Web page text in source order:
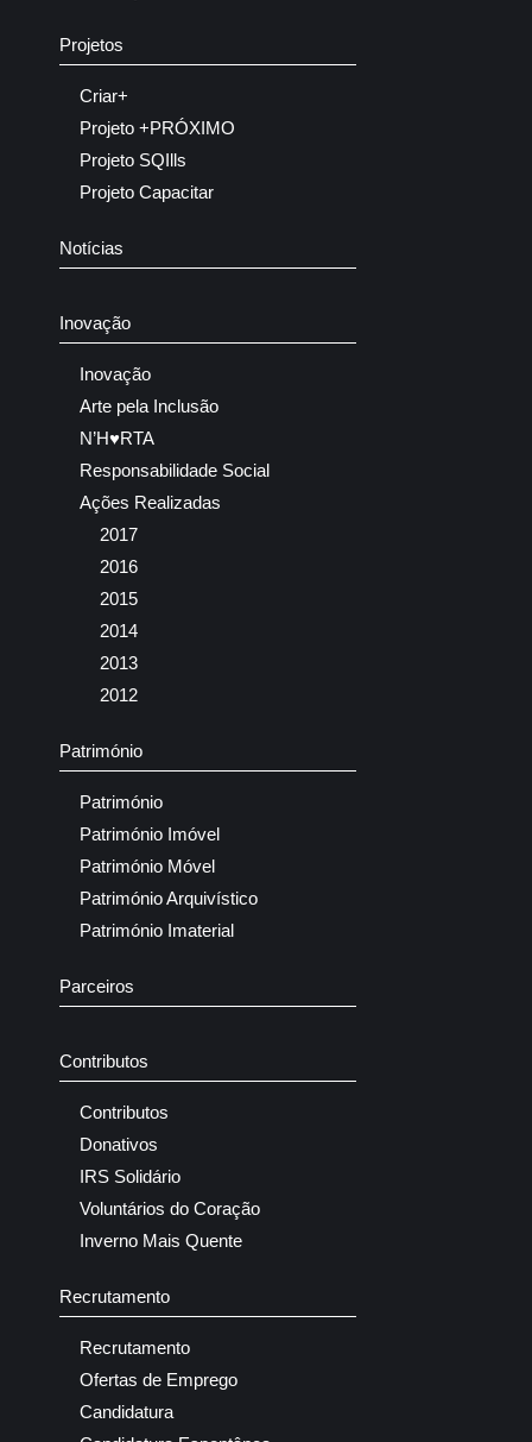
Projetos
Criar+
Projeto +PRÓXIMO
Projeto SQIlls
Projeto Capacitar
Notícias
Inovação
Inovação
Arte pela Inclusão
N’H♥RTA
Responsabilidade Social
Ações Realizadas
2017
2016
2015
2014
2013
2012
Património
Património
Património Imóvel
Património Móvel
Património Arquivístico
Património Imaterial
Parceiros
Contributos
Contributos
Donativos
IRS Solidário
Voluntários do Coração
Inverno Mais Quente
Recrutamento
Recrutamento
Ofertas de Emprego
Candidatura